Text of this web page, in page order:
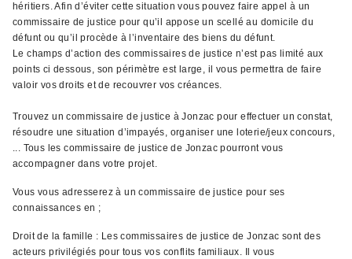
héritiers. Afin d’éviter cette situation vous pouvez faire appel à un
commissaire de justice pour qu’il appose un scellé au domicile du
défunt ou qu’il procède à l’inventaire des biens du défunt.
Le champs d’action des commissaires de justice n’est pas limité aux
points ci dessous, son périmètre est large, il vous permettra de faire
valoir vos droits et de recouvrer vos créances.
Trouvez un commissaire de justice à Jonzac pour effectuer un constat,
résoudre une situation d’impayés, organiser une loterie/jeux concours,
... Tous les commissaire de justice de Jonzac pourront vous
accompagner dans votre projet.
Vous vous adresserez à un commissaire de justice pour ses
connaissances en ;
Droit de la famille : Les commissaires de justice de Jonzac sont des
acteurs privilégiés pour tous vos conflits familiaux. Il vous